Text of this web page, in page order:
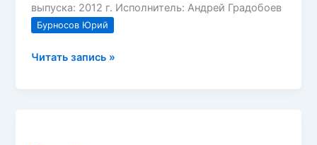
выпуска: 2012 г. Исполнитель: Андрей Градобоев
Бурносов Юрий
Новелла
Читать запись »